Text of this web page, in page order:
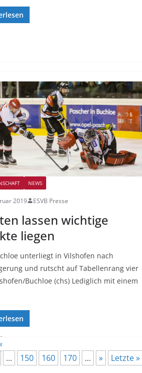
NEWS
2019 ESVB Presse
lassen wichtige
liegen
unterliegt in Vilshofen nach
und rutscht auf Tabellenrang vier
Buchloe (chs) Lediglich mit einem
... 150 160 170 ... » Letzte »